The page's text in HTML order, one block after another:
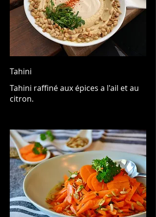
Tahini
Tahini raffiné aux épices a l'ail et au
citron.